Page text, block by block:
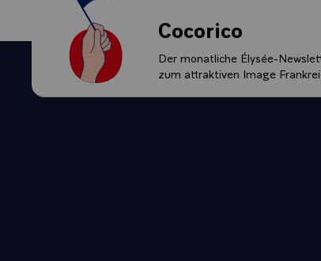
Cocorico
Der monatliche Élysée-
zum attraktiven Image